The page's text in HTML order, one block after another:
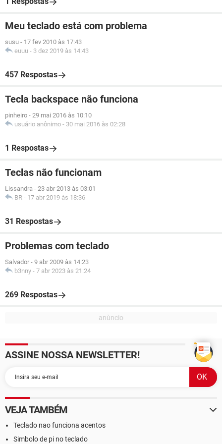
Meu teclado está com problema
susu - 17 fev 2010 às 17:43
euuu - 3 dez 2019 às 14:43
457 Respostas
Tecla backspace não funciona
pinheiro - 29 mai 2016 às 10:10
usuário anônimo - 30 mai 2016 às 02:28
1 Respostas
Teclas não funcionam
Lissandra - 23 abr 2013 às 03:01
BR - 17 abr 2019 às 18:36
31 Respostas
Problemas com teclado
Salvador - 9 abr 2009 às 14:23
b3nny - 7 abr 2023 às 21:24
269 Respostas
ASSINE NOSSA NEWSLETTER!
VEJA TAMBÉM
Teclado nao funciona acentos
Simbolo de pi no teclado